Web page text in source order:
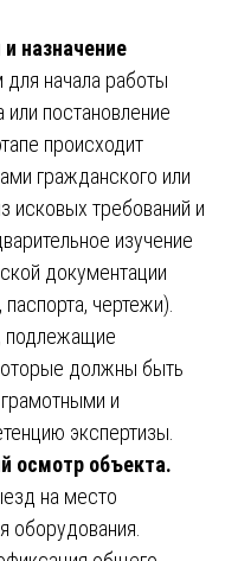
назначение
начала работы
постановление
происходит
гражданского или
исковых требований и
изучение
документации
чертежи).
подлежащие
должны быть
и
экспертизы.
осмотр объекта.
на место
оборудования.